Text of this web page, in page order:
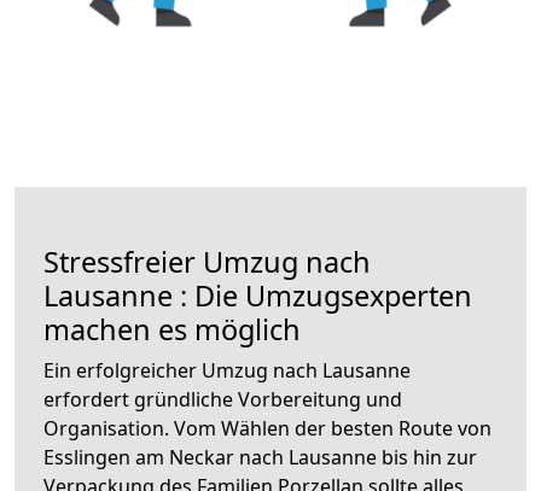
Stressfreier Umzug nach
Lausanne : Die Umzugsexperten
machen es möglich
Ein erfolgreicher Umzug nach Lausanne
erfordert gründliche Vorbereitung und
Organisation. Vom Wählen der besten Route von
Esslingen am Neckar nach Lausanne bis hin zur